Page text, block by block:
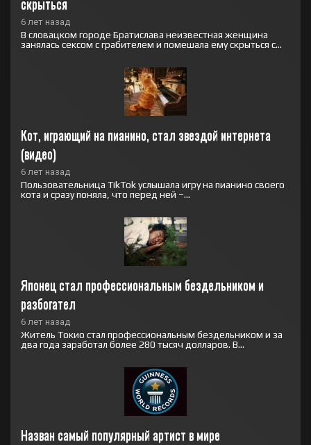
6 лет назад
В словацком городе Братислава неизвестная женщина
занялась сексом с грабителем и помешала ему скрыться с...
Кот, играющий на пианино, стал звездой интернета
(видео)
6 лет назад
Пользовательница TikTok услышала игру на пианино своего
кота и сразу поняла, что перед ней –...
Японец стал профессиональным бездельником и
разбогател
6 лет назад
Житель Токио стал профессиональным бездельником и за
два года заработал более 280 тысяч долларов. В...
Назван самый популярный артист в мире